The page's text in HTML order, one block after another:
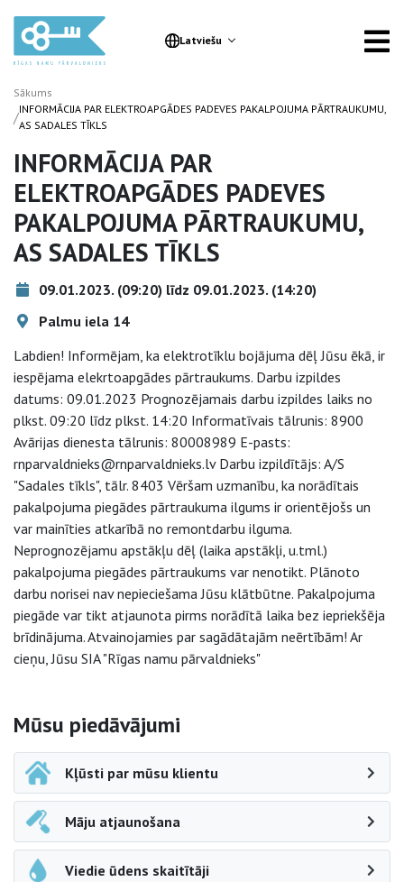
Latviešu
Sākums
/INFORMĀCIJA PAR ELEKTROAPGĀDES PADEVES PAKALPOJUMA PĀRTRAUKUMU,
AS SADALES TĪKLS
INFORMĀCIJA PAR
ELEKTROAPGĀDES PADEVES
PAKALPOJUMA PĀRTRAUKUMU,
AS SADALES TĪKLS
09.01.2023. (09:20) līdz 09.01.2023. (14:20)
Palmu iela 14
Labdien! Informējam, ka elektrotīklu bojājuma dēļ Jūsu ēkā, ir
iespējama elekrtoapgādes pārtraukums. Darbu izpildes
datums: 09.01.2023 Prognozējamais darbu izpildes laiks no
plkst. 09:20 līdz plkst. 14:20 Informatīvais tālrunis: 8900
Avārijas dienesta tālrunis: 80008989 E-pasts:
rnparvaldnieks@rnparvaldnieks.lv Darbu izpildītājs: A/S
"Sadales tīkls", tālr. 8403 Vēršam uzmanību, ka norādītais
pakalpojuma piegādes pārtraukuma ilgums ir orientējošs un
var mainīties atkarībā no remontdarbu ilguma.
Neprognozējamu apstākļu dēļ (laika apstākļi, u.tml.)
pakalpojuma piegādes pārtraukums var nenotikt. Plānoto
darbu norisei nav nepieciešama Jūsu klātbūtne. Pakalpojuma
piegāde var tikt atjaunota pirms norādītā laika bez iepriekšēja
brīdinājuma. Atvainojamies par sagādātajām neērtībām! Ar
cieņu, Jūsu SIA "Rīgas namu pārvaldnieks"
Sāna navigācija
Mūsu piedāvājumi
Kļūsti par mūsu klientu
Māju atjaunošana
Viedie ūdens skaitītāji